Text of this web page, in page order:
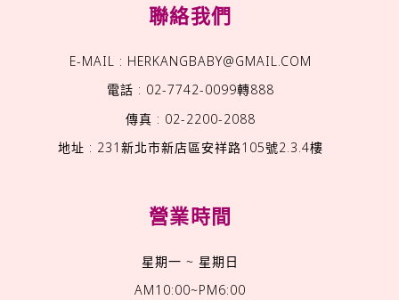
聯絡我們
E-MAIL : HERKANGBABY@GMAIL.COM
電話 : 02-7742-0099轉888
傳真 : 02-2200-2088
地址 : 231新北市新店區安祥路105號2.3.4樓
營業時間
星期一 ~ 星期日
AM10:00~PM6:00